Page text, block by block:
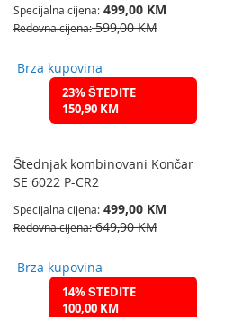
Specijalna cijena 499,00 KM
Redovna cijena 599,00 KM
Brza kupovina
23% ŠTEDITE
150,90 KM
Štednjak kombinovani Končar
SE 6022 P-CR2
Specijalna cijena 499,00 KM
Redovna cijena 649,90 KM
Brza kupovina
14% ŠTEDITE
100,00 KM